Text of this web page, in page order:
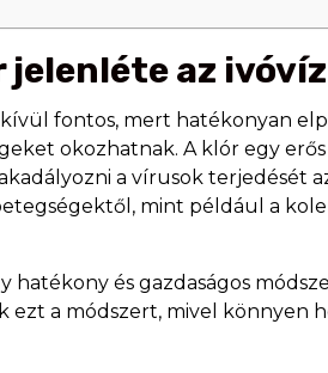
az
fontos, mert hatékonyan
okozhatnak. A klór egy erős
a vírusok terjedését
mint például a
hatékony és gazdaságos
ezt a módszert, mivel könnyen